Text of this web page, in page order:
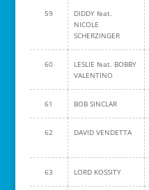
59
DIDDY feat.
NICOLE
SCHERZINGER
60
LESLIE feat. BOBBY
VALENTINO
61 BOB SINCLAR
62 DAVID VENDETTA
63 LORD KOSSITY